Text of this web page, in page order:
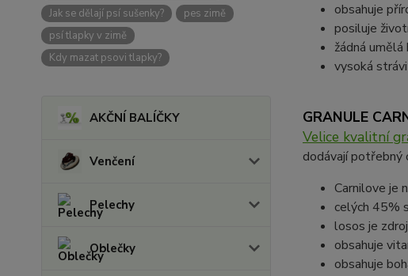
Jak se dělají psí sušenky?
pes zimě
psí tlapky v zimě
Kdy mazat psovi tlapky?
AKČNÍ BALÍČKY
Venčení
Pelechy
Oblečky
obsahuje
posiluje
žádná
vysoká
GRANULE
Velice kvalitní
dodávají potřebný
Carnilove je
celých 45%
losos je
obsahuje
obsahuje